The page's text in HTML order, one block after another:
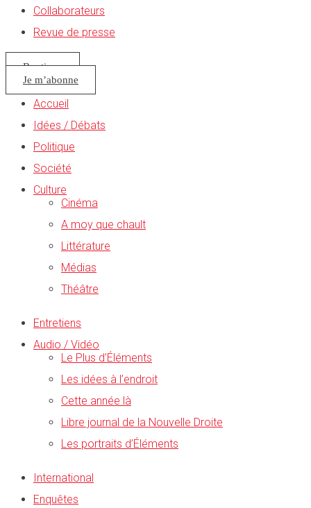
Collaborateurs
Revue de presse
Boutique
Je m’abonne
Accueil
Idées / Débats
Politique
Société
Culture
Cinéma
A moy que chault
Littérature
Médias
Théâtre
Entretiens
Audio / Vidéo
Le Plus d’Éléments
Les idées à l’endroit
Cette année là
Libre journal de la Nouvelle Droite
Les portraits d’Éléments
International
Enquêtes